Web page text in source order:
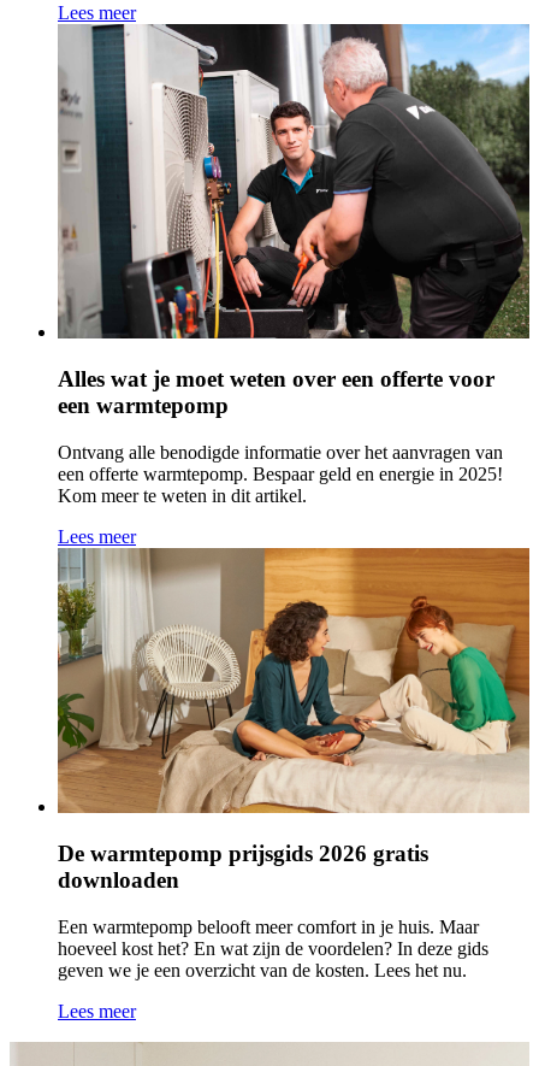
Lees meer
Alles wat je moet weten over een offerte voor
een warmtepomp
Ontvang alle benodigde informatie over het aanvragen van
een offerte warmtepomp. Bespaar geld en energie in 2025!
Kom meer te weten in dit artikel.
Lees meer
De warmtepomp prijsgids 2026 gratis
downloaden
Een warmtepomp belooft meer comfort in je huis. Maar
hoeveel kost het? En wat zijn de voordelen? In deze gids
geven we je een overzicht van de kosten. Lees het nu.
Lees meer